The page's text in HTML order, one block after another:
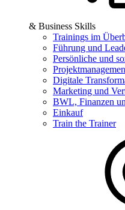
& Business Skills
Trainings im
Führung und
Persönliche und
Digitale
Marketing und
BWL, Finanzen
Einkauf
Train the Trainer